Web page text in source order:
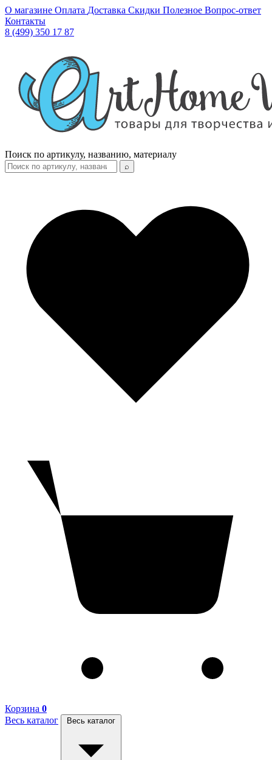
О магазине Оплата Доставка Скидки Полезное Вопрос-ответ
Контакты
8 (499) 350 17 87
Поиск по артикулу, названию, материалу
⌕
Корзина 0
Весь каталог
Весь каталог